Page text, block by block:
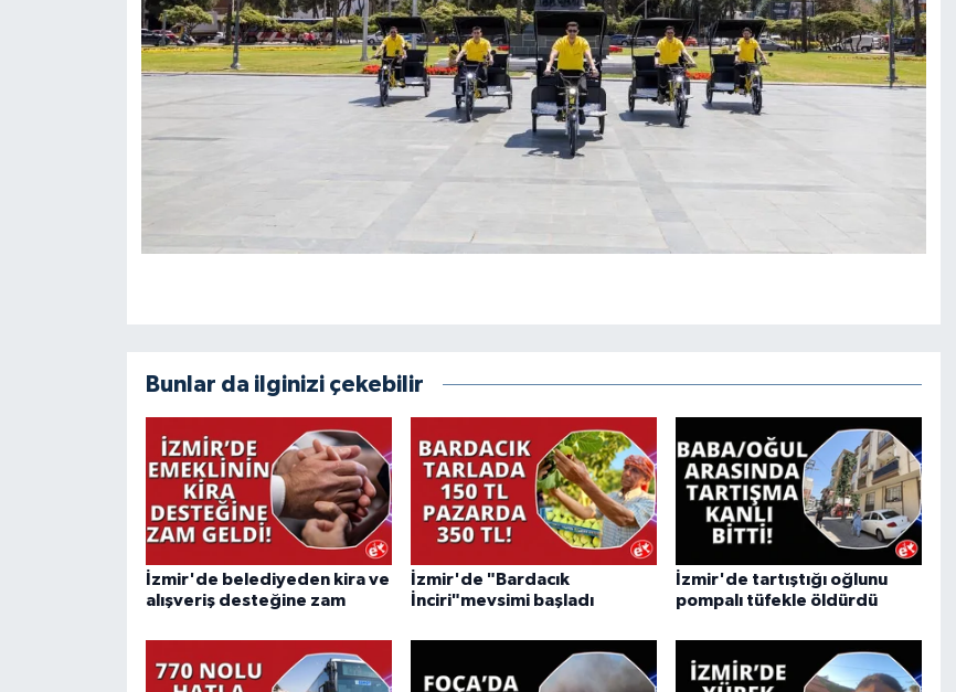
Bunlar da ilginizi çekebilir
İzmir'de belediyeden kira ve
alışveriş desteğine zam
İzmir'de "Bardacık
İnciri"mevsimi başladı
İzmir'de tartıştığı oğlunu
pompalı tüfekle öldürdü